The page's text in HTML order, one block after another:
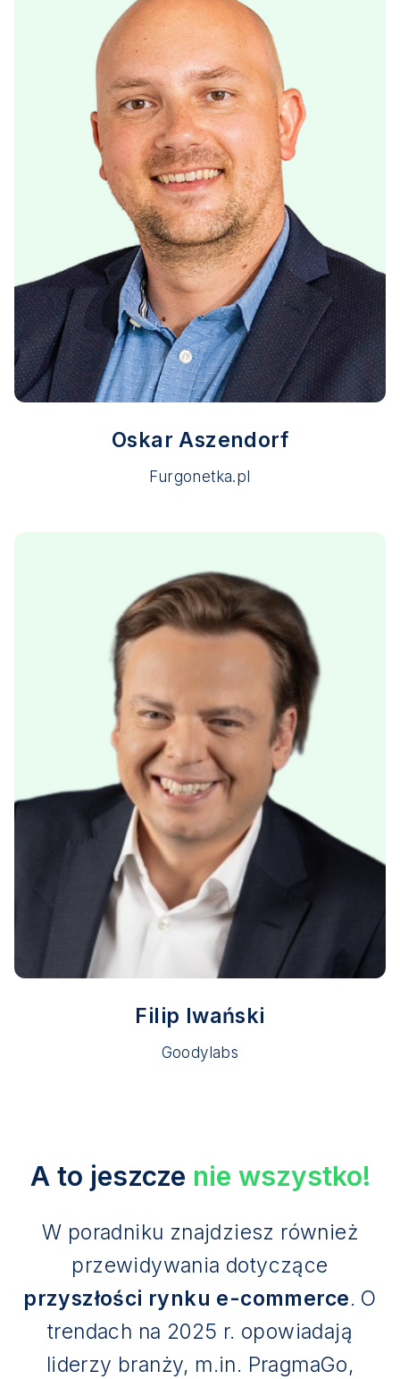
Oskar Aszendorf
Furgonetka.pl
Filip Iwański
Goodylabs
A to jeszcze nie wszystko!
W poradniku znajdziesz również
przewidywania dotyczące
przyszłości rynku e-commerce. O
trendach na 2025 r. opowiadają
liderzy branży, m.in. PragmaGo,